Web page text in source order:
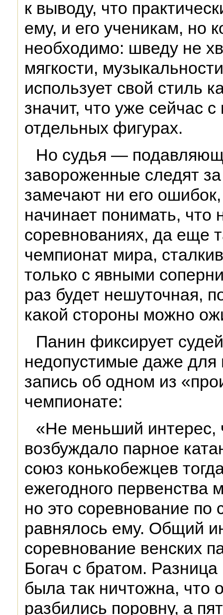
к выводу, что
ему, и его ученикам, но
необходимо: шведу не
мягкости,
использует свой стиль
значит, что уже сейчас
отдельных фигурах.
Но судья —
завороженные следят
замечают ни его
начинает понимать,
соревнованиях, да еще
чемпионат мира,
только с явными
раз будет нешуточная,
какой стороны можно
Панин фиксирует
недопустимые даже для
запись об одном из
чемпионате:
«Не меньший интерес,
возбуждало парное
союз конькобежцев
ежегодного первенства
но это соревнование по
равнялось ему. Общий
соревнование венских
Богач с братом.
была так ничтожна, что
разбились поровну, а